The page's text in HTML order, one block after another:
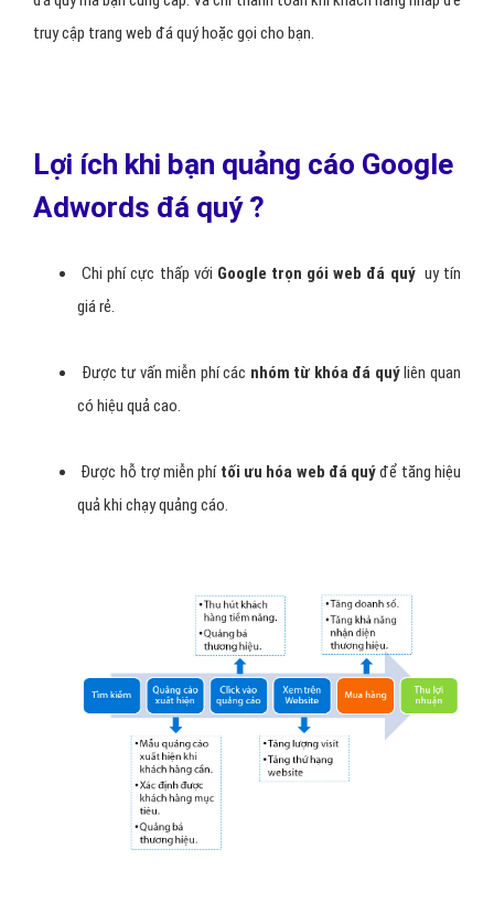
truy cập trang web đá quý hoặc gọi cho bạn.
Lợi ích khi bạn quảng cáo Google
Adwords đá quý ?
Chi phí cực thấp với Google trọn gói web đá quý uy tín
giá rẻ.
Được tư vấn miễn phí các nhóm từ khóa đá quýliên quan
có hiệu quả cao.
Được hỗ trợ miễn phí tối ưu hóa web đá quýđể tăng hiệu
quả khi chạy quảng cáo.